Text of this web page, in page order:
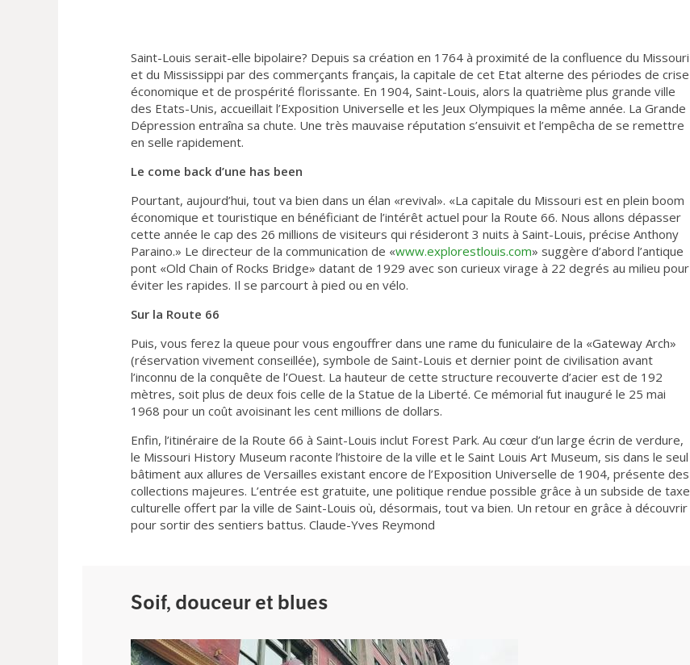
Saint-Louis serait-elle bipolaire? Depuis sa création en 1764 à proximité de la confluence du Missouri
et du Mississippi par des commerçants français, la capitale de cet Etat alterne des périodes de crise
économique et de prospérité florissante. En 1904, Saint-Louis, alors la quatrième plus grande ville
des Etats-Unis, accueillait l’Exposition Universelle et les Jeux Olympiques la même année. La Grande
Dépression entraîna sa chute. Une très mauvaise réputation s’ensuivit et l’empêcha de se remettre
en selle rapidement.
Le come back d’une has been
Pourtant, aujourd’hui, tout va bien dans un élan «revival». «La capitale du Missouri est en plein boom
économique et touristique en bénéficiant de l’intérêt actuel pour la Route 66. Nous allons dépasser
cette année le cap des 26 millions de visiteurs qui résideront 3 nuits à Saint-Louis, précise Anthony
Paraino.» Le directeur de la communication de «www.explorestlouis.com» suggère d’abord l’antique
pont «Old Chain of Rocks Bridge» datant de 1929 avec son curieux virage à 22 degrés au milieu pour
éviter les rapides. Il se parcourt à pied ou en vélo.
Sur la Route 66
Puis, vous ferez la queue pour vous engouffrer dans une rame du funiculaire de la «Gateway Arch»
(réservation vivement conseillée), symbole de Saint-Louis et dernier point de civilisation avant
l’inconnu de la conquête de l’Ouest. La hauteur de cette structure recouverte d’acier est de 192
mètres, soit plus de deux fois celle de la Statue de la Liberté. Ce mémorial fut inauguré le 25 mai
1968 pour un coût avoisinant les cent millions de dollars.
Enfin, l’itinéraire de la Route 66 à Saint-Louis inclut Forest Park. Au cœur d’un large écrin de verdure,
le Missouri History Museum raconte l’histoire de la ville et le Saint Louis Art Museum, sis dans le seul
bâtiment aux allures de Versailles existant encore de l’Exposition Universelle de 1904, présente des
collections majeures. L’entrée est gratuite, une politique rendue possible grâce à un subside de taxe
culturelle offert par la ville de Saint-Louis où, désormais, tout va bien. Un retour en grâce à découvrir
pour sortir des sentiers battus. Claude-Yves Reymond
Soif, douceur et blues